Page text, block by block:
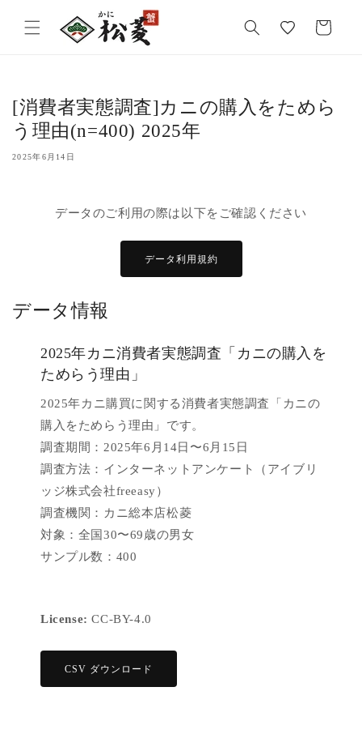
に
ー
[消費者実態調査]カニの購入をためら
う理由(n=400) 2025年
2025年6月14日
データのご利用の際は以下をご確認ください
データ利用規約
データ情報
2025年カニ消費者実態調査「カニの購入を
ためらう理由」
2025年カニ購買に関する消費者実態調査「カニの
購入をためらう理由」です。
調査期間：2025年6月14日〜6月15日
調査方法：インターネットアンケート（アイブリ
ッジ株式会社freeasy）
調査機関：カニ総本店松菱
対象：全国30〜69歳の男女
サンプル数：400
License: CC-BY-4.0
CSV ダウンロード